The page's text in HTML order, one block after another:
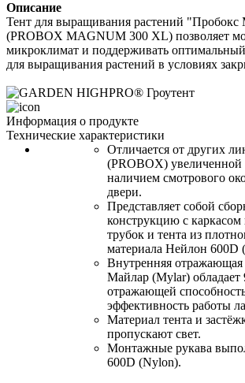
Описание
Тент для выращивания растений
(PROBOX MAGNUM 300 XL) позволяет
микроклимат и поддерживать
для выращивания растений в условиях
Информация о продукте
Технические характеристики
Отличается от других
(PROBOX) увеличенной
наличием смотрового
двери.
Представляет собой
конструкцию с каркасом
трубок и тента из
материала Нейлон 600D (
Внутренняя отражающая
Майлар (Mylar) обладает
отражающей
эффективность работы
Материал тента и
пропускают свет.
Монтажные рукава
600D (Nylon).